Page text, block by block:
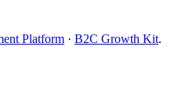
Platform · B2C Growth Kit.